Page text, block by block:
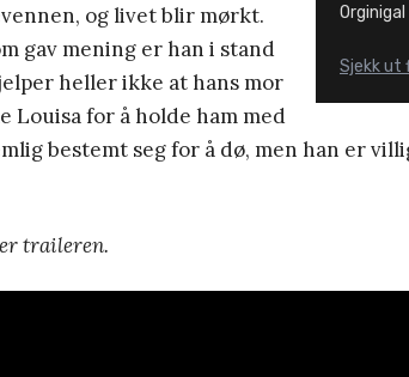
Sjekk ut
og livet blir mørkt.
gav mening er han i stand
heller ikke at hans mor
Louisa for å holde ham med
bestemt seg for å dø, men han er
traileren.